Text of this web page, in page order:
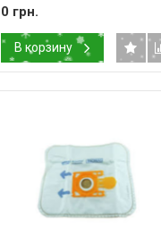
0 грн.
В корзину